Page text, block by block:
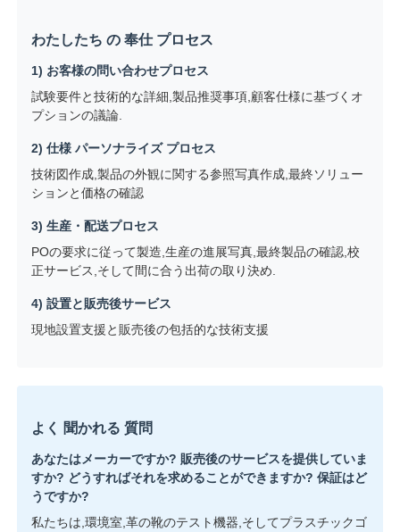
わたしたち の 奉仕 プロセス
1) お客様の問い合わせプロセス
試験要件と技術的な詳細,製品推奨事項,顧客仕様に基づくオ
プションの議論.
2) 仕様 パーソナライズ プロセス
技術図作成,製品の外観に関する参照写真作成,最終ソリュー
ションと価格の確認
3) 生産・配送プロセス
POの要求に従って製造,生産の進展写真,最終製品の確認,校
正サービス,そして間に合う出荷の取り決め.
4) 設置と販売後サービス
現地設置支援と販売後の包括的な技術支援
よく 聞かれる 質問
あなたはメーカーですか? 販売後のサービスを提供していま
すか? どうすればそれを求めることができますか? 保証はど
うですか?
私たちは,環境室,革の靴のテスト機器,そしてプラスチックゴ